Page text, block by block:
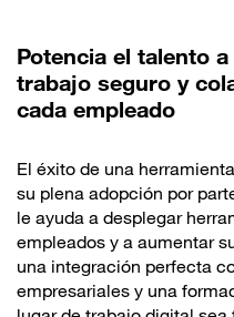
Potencia el talento
trabajo seguro y
cada empleado
El éxito de una
su plena adopción por
le ayuda a desplegar
empleados y a aumentar
una integración perfecta
empresariales y una